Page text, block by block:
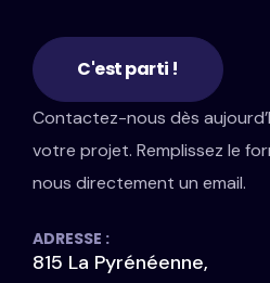
C'est parti !
Contactez-nous dès
votre projet. Remplissez le
nous directement un email.
ADRESSE :
815 La Pyrénéenne,